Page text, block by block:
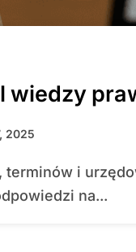
wiedzy
2025
na...